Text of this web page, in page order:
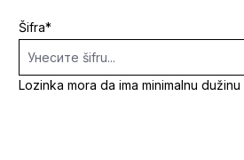
Šifra*
Lozinka mora da ima minimalnu